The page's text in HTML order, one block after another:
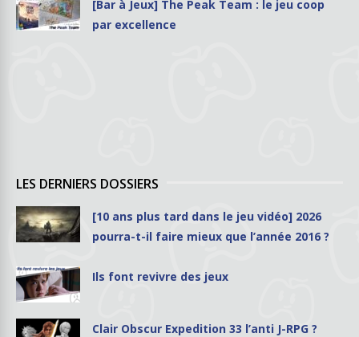
[Bar à Jeux] The Peak Team : le jeu coop
par excellence
LES DERNIERS DOSSIERS
[10 ans plus tard dans le jeu vidéo] 2026
pourra-t-il faire mieux que l’année 2016 ?
Ils font revivre des jeux
Clair Obscur Expedition 33 l’anti J-RPG ?